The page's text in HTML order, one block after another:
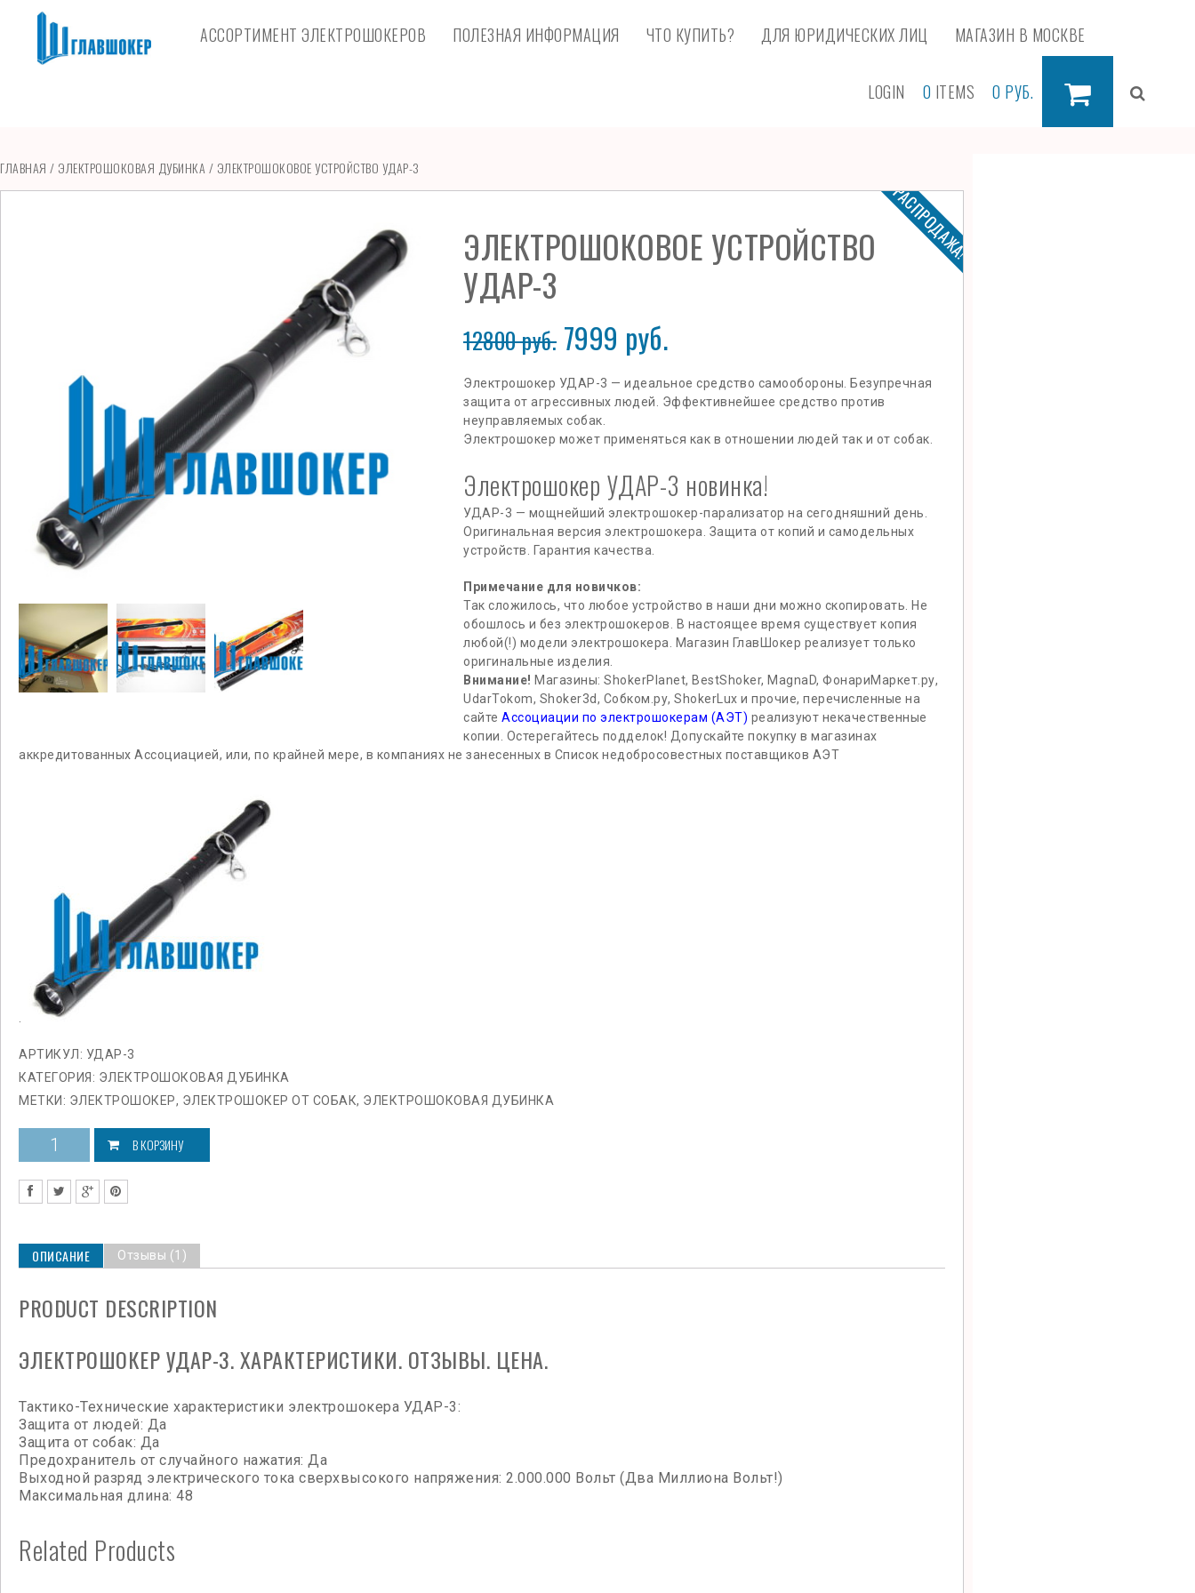
АССОРТИМЕНТ ЭЛЕКТРОШОКЕРОВ ПОЛЕЗНАЯ ИНФОРМАЦИЯ ЧТО КУПИТЬ? ДЛЯ ЮРИДИЧЕСКИХ ЛИЦ МАГАЗИН В МОСКВЕ
LOGIN 0 ITEMS 0 РУБ.
ГЛАВНАЯ / ЭЛЕКТРОШОКОВАЯ ДУБИНКА / ЭЛЕКТРОШОКОВОЕ УСТРОЙСТВО УДАР-3
РАСПРОДАЖА!
ЭЛЕКТРОШОКОВОЕ УСТРОЙСТВО
УДАР-3
12800руб. 7999 руб.
Электрошокер УДАР-3 — идеальное средство самообороны. Безупречная
защита от агрессивных людей. Эффективнейшее средство против
неуправляемых собак.
Электрошокер может применяться как в отношении людей так и от собак.
Электрошокер УДАР-3 новинка!
УДАР-3 — мощнейший электрошокер-парализатор на сегодняшний день.
Оригинальная версия электрошокера. Защита от копий и самодельных
устройств. Гарантия качества.
Примечание для новичков:
Так сложилось, что любое устройство в наши дни можно скопировать. Не
обошлось и без электрошокеров. В настоящее время существует копия
любой(!) модели электрошокера. Магазин ГлавШокер реализует только
оригинальные изделия.
Внимание! Магазины: ShokerPlanet, BestShoker, MagnaD, ФонариМаркет.ру,
UdarTokom, Shoker3d, Собком.ру, ShokerLux и прочие, перечисленные на
сайте Ассоциации по электрошокерам (АЭТ) реализуют некачественные
копии. Остерегайтесь подделок! Допускайте покупку в магазинах
аккредитованных Ассоциацией, или, по крайней мере, в компаниях не занесенных в Список недобросовестных поставщиков АЭТ
АРТИКУЛ: УДАР-3
КАТЕГОРИЯ: ЭЛЕКТРОШОКОВАЯ ДУБИНКА
МЕТКИ: ЭЛЕКТРОШОКЕР, ЭЛЕКТРОШОКЕР ОТ СОБАК, ЭЛЕКТРОШОКОВАЯ ДУБИНКА
В КОРЗИНУ
ОПИСАНИЕ Отзывы (1)
PRODUCT DESCRIPTION
ЭЛЕКТРОШОКЕР УДАР-3. ХАРАКТЕРИСТИКИ. ОТЗЫВЫ. ЦЕНА.
Тактико-Технические характеристики электрошокера УДАР-3:
Защита от людей: Да
Защита от собак: Да
Предохранитель от случайного нажатия: Да
Выходной разряд электрического тока сверхвысокого напряжения: 2.000.000 Вольт (Два Миллиона Вольт!)
Максимальная длина: 48
Related Products